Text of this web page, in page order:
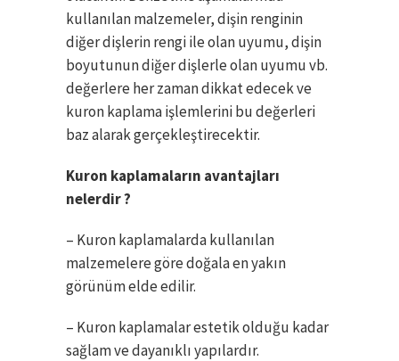
kullanılan malzemeler, dişin renginin
diğer dişlerin rengi ile olan uyumu, dişin
boyutunun diğer dişlerle olan uyumu vb.
değerlere her zaman dikkat edecek ve
kuron kaplama işlemlerini bu değerleri
baz alarak gerçekleştirecektir.
Kuron kaplamaların avantajları
nelerdir ?
– Kuron kaplamalarda kullanılan
malzemelere göre doğala en yakın
görünüm elde edilir.
– Kuron kaplamalar estetik olduğu kadar
sağlam ve dayanıklı yapılardır.